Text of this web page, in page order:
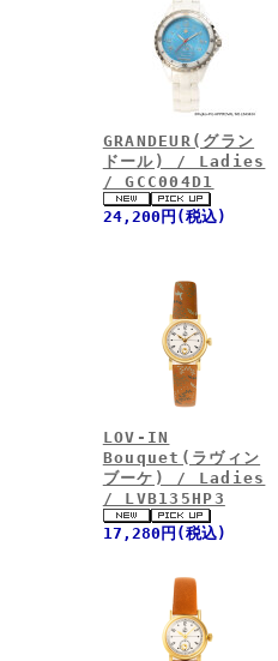
GRANDEUR(グラン
ドール) / Ladies
/ GCC004D1
24,200円(税込)
LOV-IN
Bouquet(ラヴィン
ブーケ) / Ladies
/ LVB135HP3
17,280円(税込)